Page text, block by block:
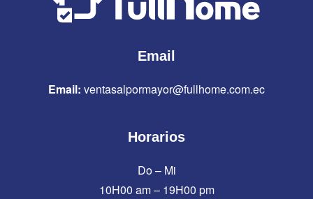
Email
Email: ventasalpormayor@fullhome.com.ec
Horarios
Do – Mi
10H00 am – 19H00 pm